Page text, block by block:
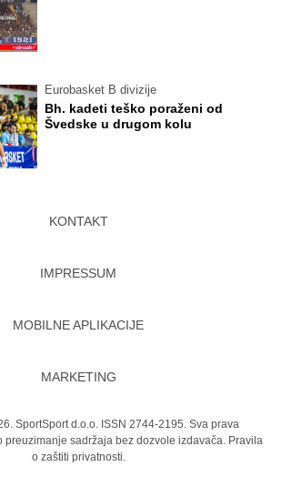
Eurobasket B divizije
Bh. kadeti teško poraženi od
Švedske u drugom kolu
KONTAKT
IMPRESSUM
MOBILNE APLIKACIJE
MARKETING
SportSport d.o.o. ISSN 2744-2195. Sva prava
preuzimanje sadržaja bez dozvole izdavača. Pravila
o zaštiti privatnosti.